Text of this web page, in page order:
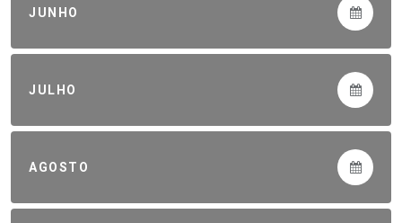
JUNHO
JULHO
AGOSTO